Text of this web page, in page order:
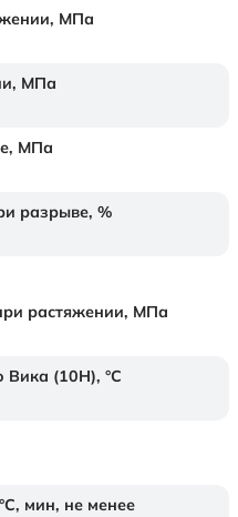
МПа
МПа
МПа
разрыве, %
растяжении, МПа
Вика (10Н), °C
мин, не менее